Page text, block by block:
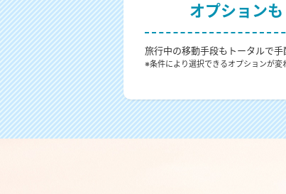
オプションも
旅行中の移動手段もトータルで手
※条件により選択できるオプションが変